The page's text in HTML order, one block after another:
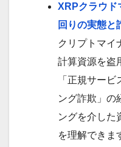
XRPクラウド
回りの実態と
クリプトマイ
計算資源を盗
「正規サー
ング詐欺」の
ングを介した
を理解できま